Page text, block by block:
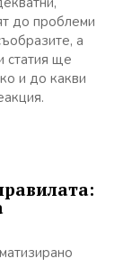
до проблеми
а
статия ще
и до какви